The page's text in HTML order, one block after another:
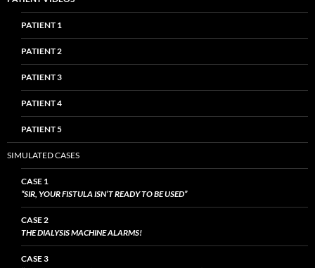
PATIENT 1
PATIENT 2
PATIENT 3
PATIENT 4
PATIENT 5
SIMULATED CASES
CASE 1
“SIR, YOUR FISTULA ISN’T READY TO BE USED”
CASE 2
THE DIALYSIS MACHINE ALARMS!
CASE 3